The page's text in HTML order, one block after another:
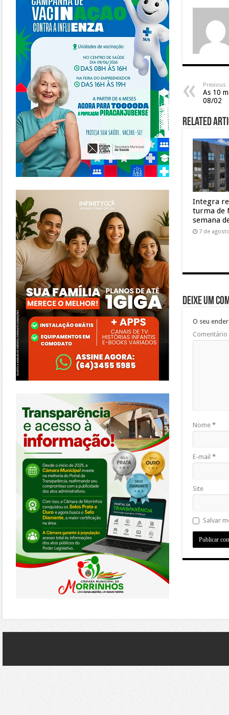
Previous
As 10
08/02
Related
Integra
turma de
semana
7 de
Deixe um
O seu
Comentário
Nome *
E-mail *
Site
Salvar
https://www.infinitygo.com.br/
https://morrinhos.go.leg.br/